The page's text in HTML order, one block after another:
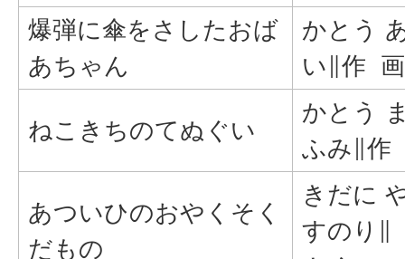
爆弾に傘をさしたおば
あちゃん
かとう
い∥作 画
ねこきちのてぬぐい
かとう
ふみ∥作
あついひのおやくそく
だもの
きだに
すのり∥